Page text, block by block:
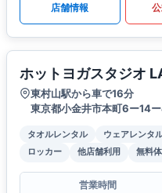
店舗情報
ホットヨガスタジオ
東村山駅から車で16分
東京都小金井市本町6ー14
タオルレンタル ウェアレンタ
ロッカー
他店舗利用 無料
営業時間